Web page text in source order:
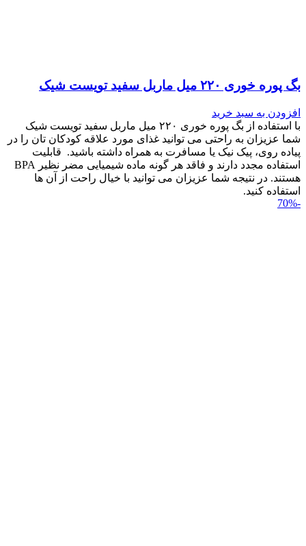
بگ پوره خوری ۲۲۰ میل ماربل سفید تویست شیک
افزودن به سبد خرید
با استفاده از بگ پوره خوری ۲۲۰ میل ماربل سفید تویست شیک
شما عزیزان به راحتی می توانید غذای مورد علاقه کودکان تان را در
پیاده روی، پیک نیک یا مسافرت به همراه داشته باشید. قابلیت
استفاده مجدد دارند و فاقد هر گونه ماده شیمیایی مضر نظیر BPA
هستند. در نتیجه شما عزیزان می توانید با خیال راحت از آن ها
استفاده کنید.
-70%